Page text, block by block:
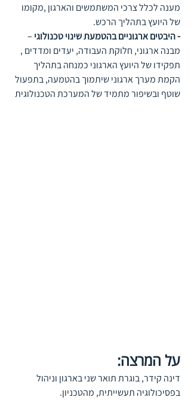
מענה לכלל צרכי המשתמשים והארגון ,מקומו
של היועץ בתהליך הרכש.
- היבטים ארגוניים בהטמעת שינוי טכנולוגי –
מבנה ארגוני, חלוקת העבודה, יעדים ומדדים ,
תפקידו של היועץ הארגוני כמנחה בתהליך
הקמת מערך ארגוני שיתמוך בהטמעה, בתפעול
שוטף ובשיפור מתמיד של המערכת הטכנולוגית
על המרצה:
דינה קידר, בוגרת תואר שני בארגון וניהול
בפסיכולוגיה תעשייתית, מהטכניון.